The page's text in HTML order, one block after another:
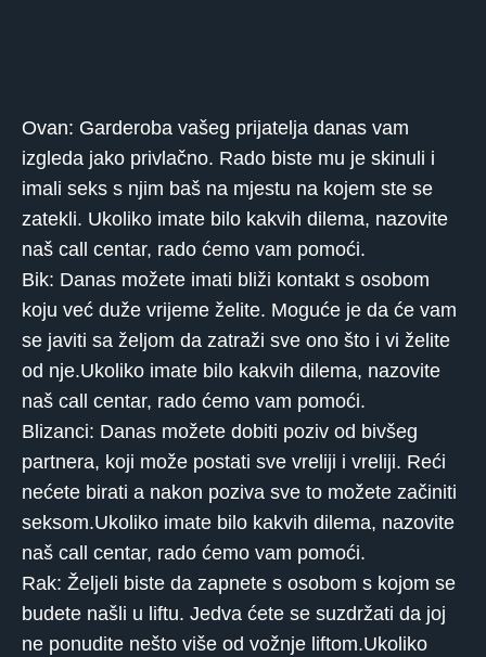
Ovan: Garderoba vašeg prijatelja danas vam
izgleda jako privlačno. Rado biste mu je skinuli i
imali seks s njim baš na mjestu na kojem ste se
zatekli. Ukoliko imate bilo kakvih dilema, nazovite
naš call centar, rado ćemo vam pomoći.
Bik: Danas možete imati bliži kontakt s osobom
koju već duže vrijeme želite. Moguće je da će vam
se javiti sa željom da zatraži sve ono što i vi želite
od nje.Ukoliko imate bilo kakvih dilema, nazovite
naš call centar, rado ćemo vam pomoći.
Blizanci: Danas možete dobiti poziv od bivšeg
partnera, koji može postati sve vreliji i vreliji. Reći
nećete birati a nakon poziva sve to možete začiniti
seksom.Ukoliko imate bilo kakvih dilema, nazovite
naš call centar, rado ćemo vam pomoći.
Rak: Željeli biste da zapnete s osobom s kojom se
budete našli u liftu. Jedva ćete se suzdržati da joj
ne ponudite nešto više od vožnje liftom.Ukoliko